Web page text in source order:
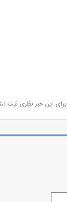
برای این خبر نظری ثبت